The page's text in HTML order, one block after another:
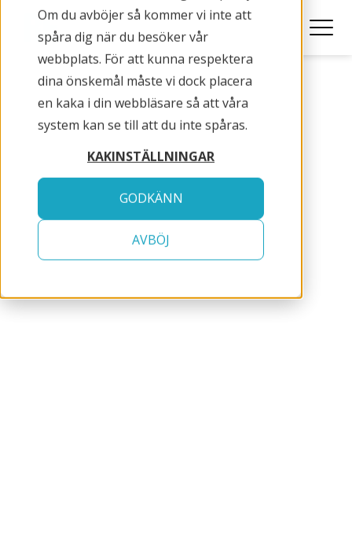
Om du avböjer så kommer vi inte att
spåra dig när du besöker vår
webbplats. För att kunna respektera
dina önskemål måste vi dock placera
en kaka i din webbläsare så att våra
system kan se till att du inte spåras.
KAKINSTÄLLNINGAR
GODKÄNN
AVBÖJ
REPRO_Maj_2019